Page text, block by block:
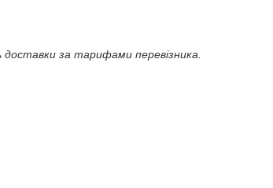
доставки за тарифами перевізника.